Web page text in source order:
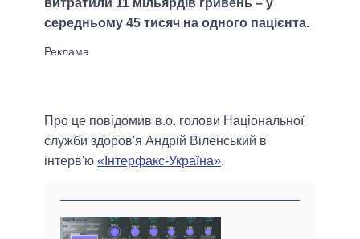
витратили 11 мільярдів гривень – у
середньому 45 тисяч на одного пацієнта.
Про це повідомив в.о. голови Національної
служби здоров'я Андрій Віленський в
інтерв'ю «Інтерфакс-Україна».